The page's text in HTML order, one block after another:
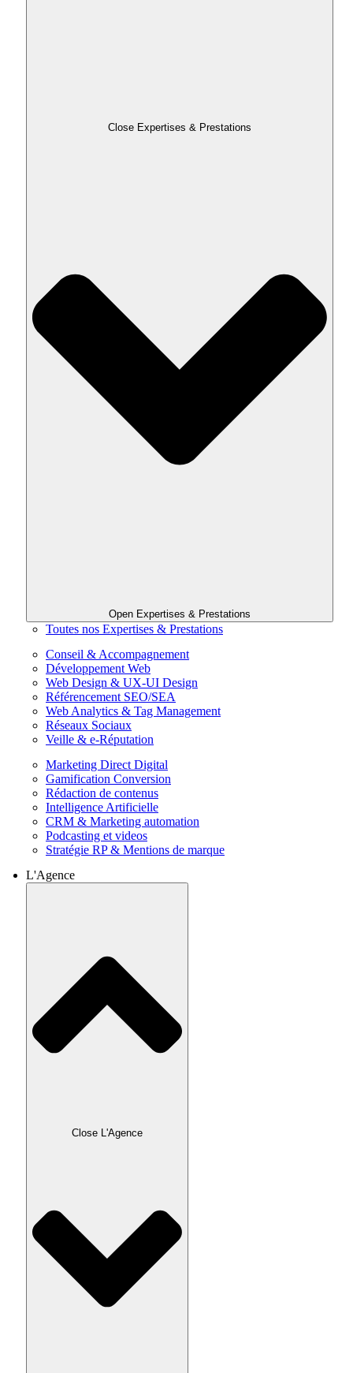
Close Expertises & Prestations
Open Expertises & Prestations
Toutes nos Expertises & Prestations
Conseil & Accompagnement
Développement Web
Web Design & UX-UI Design
Référencement SEO/SEA
Web Analytics & Tag Management
Réseaux Sociaux
Veille & e-Réputation
Marketing Direct Digital
Gamification Conversion
Rédaction de contenus
Intelligence Artificielle
CRM & Marketing automation
Podcasting et videos
Stratégie RP & Mentions de marque
L'Agence
Close L'Agence